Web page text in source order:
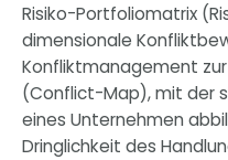
Risiko-Portfoliomatrix
dimensionale
Konfliktmanagement
(Conflict-Map), mit der
eines Unternehmen
Dringlichkeit des